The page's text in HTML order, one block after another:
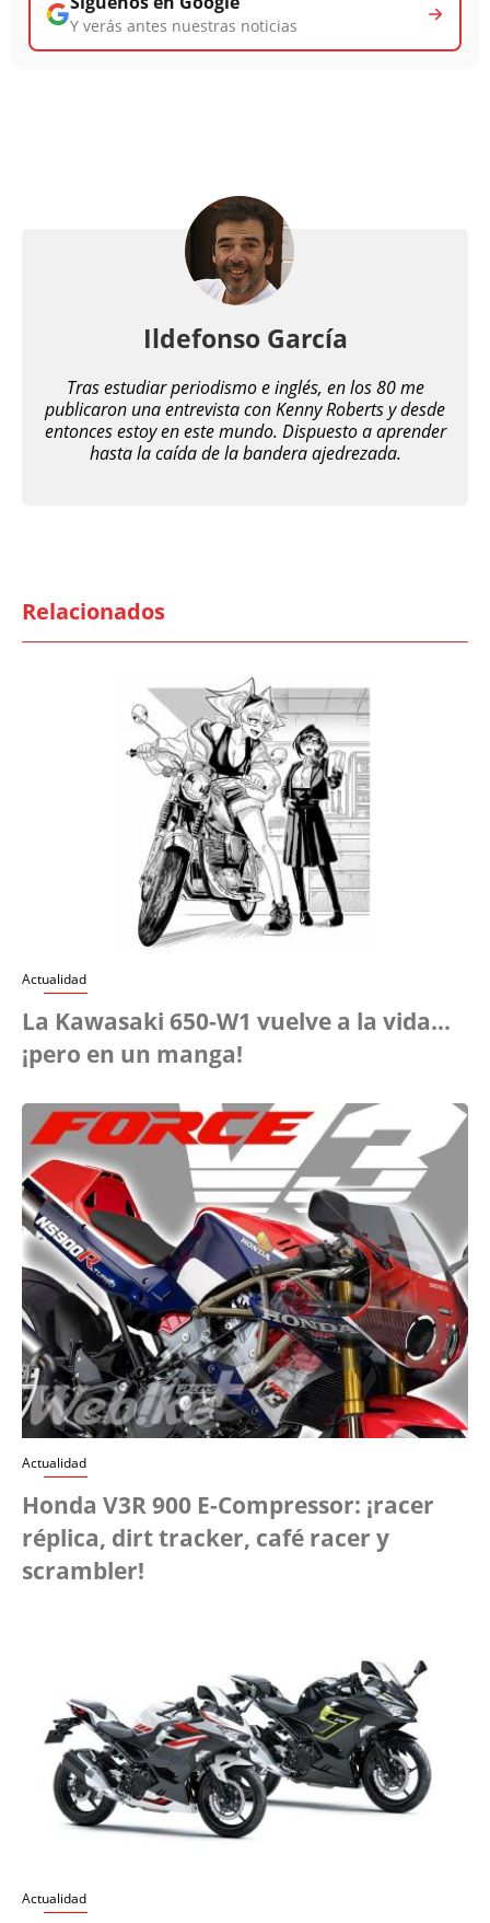
Y verás antes nuestras noticias
Ildefonso García
Tras estudiar periodismo e inglés, en los 80 me
publicaron una entrevista con Kenny Roberts y desde
entonces estoy en este mundo. Dispuesto a aprender
hasta la caída de la bandera ajedrezada.
Relacionados
Actualidad
La Kawasaki 650-W1 vuelve a la vida...
¡pero en un manga!
Actualidad
Honda V3R 900 E-Compressor: ¡racer
réplica, dirt tracker, café racer y
scrambler!
Actualidad